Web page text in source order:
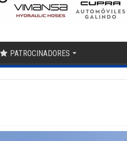
PATROCINADORES